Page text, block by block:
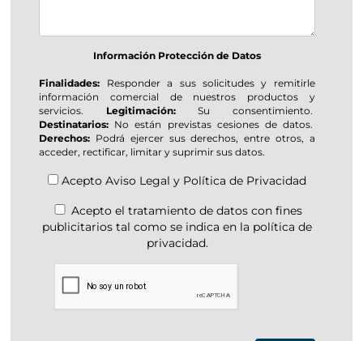
Información Protección de Datos
Finalidades: Responder a sus solicitudes y remitirle
información comercial de nuestros productos y
servicios. Legitimación:Su consentimiento.
Destinatarios: No están previstas cesiones de datos.
Derechos: Podrá ejercer sus derechos, entre otros, a
acceder, rectificar, limitar y suprimir sus datos.
AceptoAviso Legal y Política de Privacidad
Acepto el tratamiento de datos con fines
publicitarios tal como se indica en la política de
privacidad.